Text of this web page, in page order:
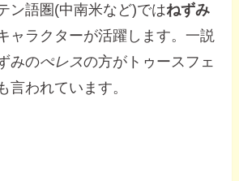
ン語圏(中南米など)ではねずみ
ャラクターが活躍します。一説
みのぺレスの方がトゥースフェ
言われています。